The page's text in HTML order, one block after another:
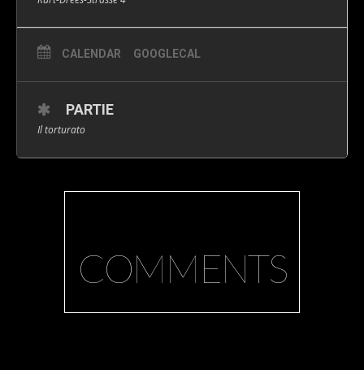
CALENDAR GOOGLECAL
PARTIE
Il torturato
COMMENTS